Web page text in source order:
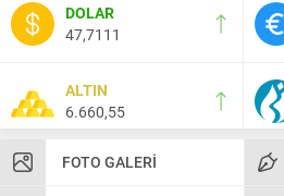
DOLAR
47,7111
ALTIN
6.660,55
FOTO GALERI